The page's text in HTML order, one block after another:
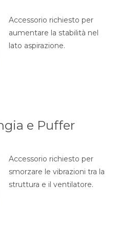
Accessorio richiesto per
aumentare la stabilità nel
lato aspirazione.
e Puffer
Accessorio richiesto per
smorzare le vibrazioni tra la
struttura e il ventilatore.